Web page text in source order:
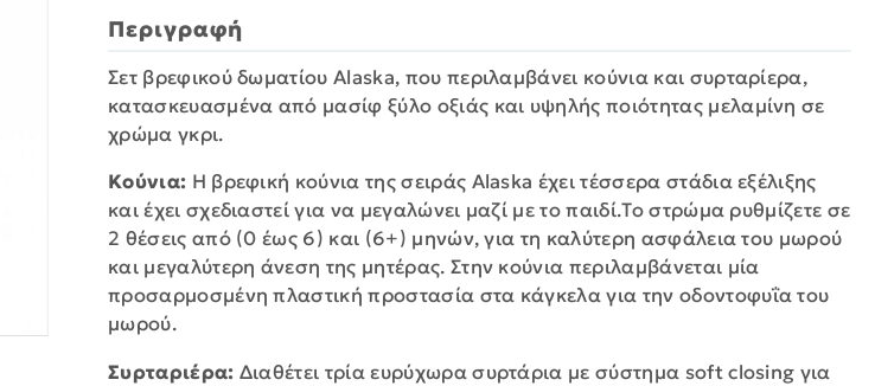
Περιγραφή
Σετ βρεφικού δωματίου Alaska, που περιλαμβάνει κούνια και συρταρίερα,
κατασκευασμένα από μασίφ ξύλο οξιάς και υψηλής ποιότητας μελαμίνη σε
χρώμα γκρι.
Κούνια: Η βρεφική κούνια της σειράς Alaska έχει τέσσερα στάδια εξέλιξης
και έχει σχεδιαστεί για να μεγαλώνει μαζί με το παιδί.Το στρώμα ρυθμίζετε σε
2 θέσεις από (0 έως 6) και (6+) μηνών, για τη καλύτερη ασφάλεια του μωρού
και μεγαλύτερη άνεση της μητέρας. Στην κούνια περιλαμβάνεται μία
προσαρμοσμένη πλαστική προστασία στα κάγκελα για την οδοντοφυΐα του
μωρού.
Συρταριέρα: Διαθέτει τρία ευρύχωρα συρτάρια με σύστημα soft closing για